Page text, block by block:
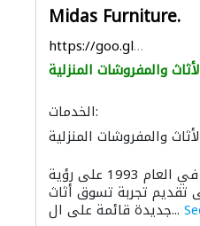
Midas Furniture.
https://goo.gl/maps/vsK183Ti1WpeHZyj7
والمفروشات المنزلية
الخدمات:
والمفروشات المنزلية
تأسست ميداس للأثاث في العام 1993 على رؤية
تجربة تسوق أثاث
جديدة قائمة على ال...